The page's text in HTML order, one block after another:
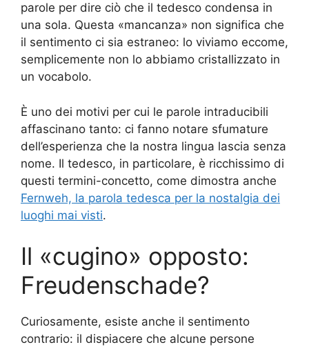
parole per dire ciò che il tedesco condensa in
una sola. Questa «mancanza» non significa che
il sentimento ci sia estraneo: lo viviamo eccome,
semplicemente non lo abbiamo cristallizzato in
un vocabolo.
È uno dei motivi per cui le parole intraducibili
affascinano tanto: ci fanno notare sfumature
dell’esperienza che la nostra lingua lascia senza
nome. Il tedesco, in particolare, è ricchissimo di
questi termini-concetto, come dimostra anche
Fernweh, la parola tedesca per la nostalgia dei
luoghi mai visti.
Il «cugino» opposto:
Freudenschade?
Curiosamente, esiste anche il sentimento
contrario: il dispiacere che alcune persone